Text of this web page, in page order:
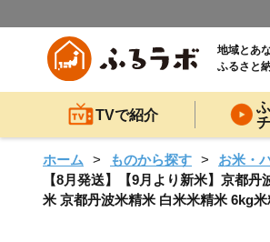
地域とあ
ふるさと
TVで紹介
ホーム ものから探す お米・
【8月発送】【9月より新米】京都
米 京都丹波米精米 白米米精米 6kg